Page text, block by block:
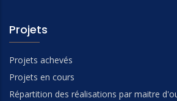
Projets
Projets achevés
Projets en cours
Répartition des réalisations par maitre